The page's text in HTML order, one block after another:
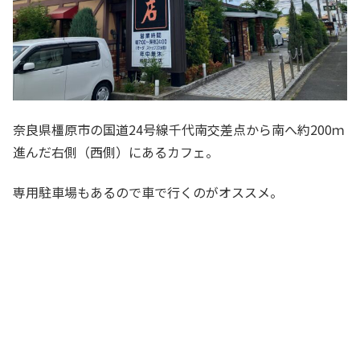
奈良県橿原市の国道24号線千代南交差点から南へ約200ｍ
進んだ右側（西側）にあるカフェ。
専用駐車場もあるので車で行くのがオススメ。